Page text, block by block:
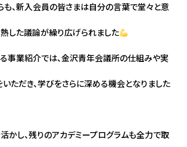
も、新入会員の皆さまは自分の言葉で堂々と意
した議論が繰り広げられました
る事業紹介では、金沢青年会議所の仕組みや実
ただき、学びをさらに深める機会となりました
かし、残りのアカデミープログラムも全力で取